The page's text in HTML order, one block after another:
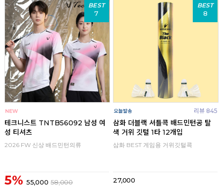
BEST
7
테크니스트 TNTB56092 남성 여
성 티셔츠
2026 FW 신상 배드민턴의류
5% 55,000 58,000
BEST
8
리뷰 845
삼화 더블랙 셔틀콕 배드민턴공 탈
색 거위 깃털 1타 12개입
삼화 BEST 게임용 거위깃털콕
27,000